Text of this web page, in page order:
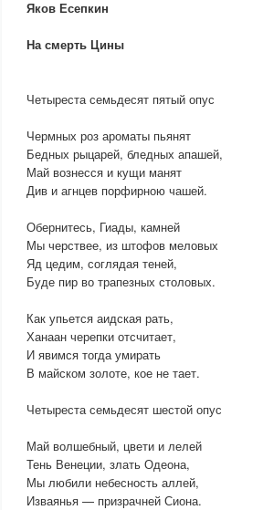
Яков Есепкин
На смерть Цины
Четыреста семьдесят пятый опус
Чермных роз ароматы пьянят
Бедных рыцарей, бледных апашей,
Май вознесся и кущи манят
Див и агнцев порфирною чашей.
Обернитесь, Гиады, камней
Мы черствее, из штофов меловых
Яд цедим, соглядая теней,
Буде пир во трапезных столовых.
Как упьется аидская рать,
Ханаан черепки отсчитает,
И явимся тогда умирать
В майском золоте, кое не тает.
Четыреста семьдесят шестой опус
Май волшебный, цвети и лелей
Тень Венеции, злать Одеона,
Мы любили небесность аллей,
Изваянья — призрачней Сиона.